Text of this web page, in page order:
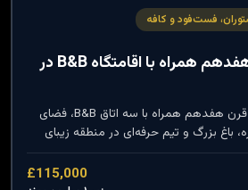
فست‌فود و کافه
🏰 پاب تاریخی قرن هفدهم همراه با اقامتگاه B&B در
یک پاب تاریخی مربوط به قرن هفدهم همراه با سه اتاق B&B، فضای
باغ بزرگ و تیم حرفه‌ای در منطقه زیبای
وفادار، موقعیت گردشگری ممتاز
برای سرمایه‌گذاران و متخصصان
£115,000